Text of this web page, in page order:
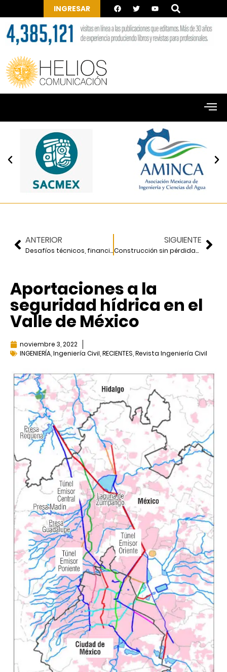
INGRESAR
ANTERIOR
Desafíos técnicos, financieros, de gobernanza y gestión en el sector hídrico
SIGUIENTE
Construcción sin pérdidas para el crecimiento de la industria de la construcción
Aportaciones a la
seguridad hídrica en el
Valle de México
noviembre 3, 2022
INGENIERÍA Ingeniería Civil RECIENTES Revista Ingeniería Civil